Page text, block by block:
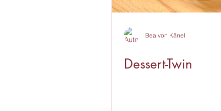
Bea von Känel
Dessert-Twin